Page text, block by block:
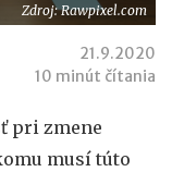
Zdroj: Rawpixel.com
21.9.2020
10 minút čítania
pri zmene
musí túto